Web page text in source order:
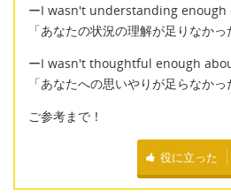
ーI wasn't understanding enough
「あなたの状況の理解が足りなかっ
ーI wasn't thoughtful enough
「あなたへの思いやりが足らなかっ
ご参考まで！
役に立った